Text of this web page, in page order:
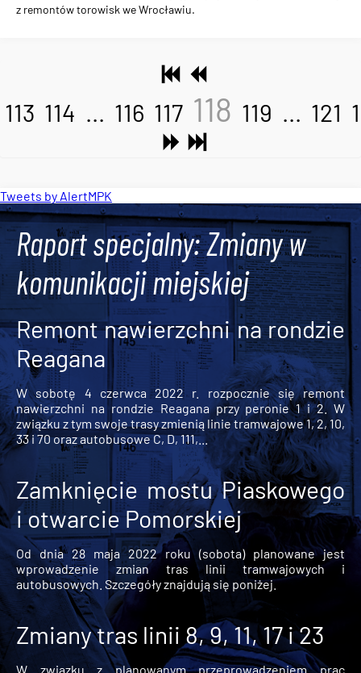
z remontów torowisk we Wrocławiu.
113 114 ... 116 117 118 119 ... 121
Tweets by AlertMPK
Raport specjalny: Zmiany w
komunikacji miejskiej
Remont nawierzchni na rondzie
Reagana
W sobotę 4 czerwca 2022 r. rozpocznie się remont
nawierzchni na rondzie Reagana przy peronie 1 i 2. W
związku z tym swoje trasy zmienią linie tramwajowe 1, 2, 10,
33 i 70 oraz autobusowe C, D, 111,...
Zamknięcie mostu Piaskowego
i otwarcie Pomorskiej
Od dnia 28 maja 2022 roku (sobota) planowane jest
wprowadzenie zmian tras linii tramwajowych i
autobusowych. Szczegóły znajdują się poniżej.
Zmiany tras linii 8, 9, 11, 17 i 23
W związku z planowanym przeprowadzeniem prac